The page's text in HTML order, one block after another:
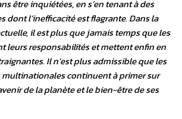
être inquiétées, en s’en tenant à des
dont l’inefficacité est flagrante. Dans la
il est plus que jamais temps que les
leurs responsabilités et mettent enfin en
Il n’est plus admissible que les
continuent à primer sur
de la planète et le bien-être de ses